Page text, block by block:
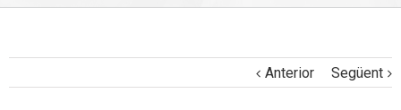
Anterior Següent